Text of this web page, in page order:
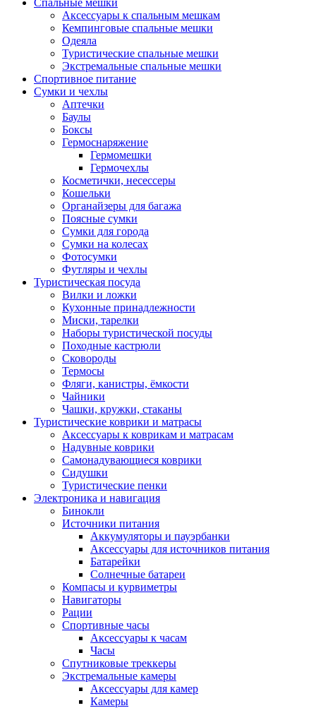
Спальные мешки
Аксессуары к спальным мешкам
Кемпинговые спальные мешки
Одеяла
Туристические спальные мешки
Экстремальные спальные мешки
Спортивное питание
Сумки и чехлы
Аптечки
Баулы
Боксы
Гермоснаряжение
Гермомешки
Гермочехлы
Косметички, несессеры
Кошельки
Органайзеры для багажа
Поясные сумки
Сумки для города
Сумки на колесах
Фотосумки
Футляры и чехлы
Туристическая посуда
Вилки и ложки
Кухонные принадлежности
Миски, тарелки
Наборы туристической посуды
Походные кастрюли
Сковороды
Термосы
Фляги, канистры, ёмкости
Чайники
Чашки, кружки, стаканы
Туристические коврики и матрасы
Аксессуары к коврикам и матрасам
Надувные коврики
Самонадувающиеся коврики
Сидушки
Туристические пенки
Электроника и навигация
Бинокли
Источники питания
Аккумуляторы и пауэрбанки
Аксессуары для источников питания
Батарейки
Солнечные батареи
Компасы и курвиметры
Навигаторы
Рации
Спортивные часы
Аксессуары к часам
Часы
Спутниковые треккеры
Экстремальные камеры
Аксессуары для камер
Камеры